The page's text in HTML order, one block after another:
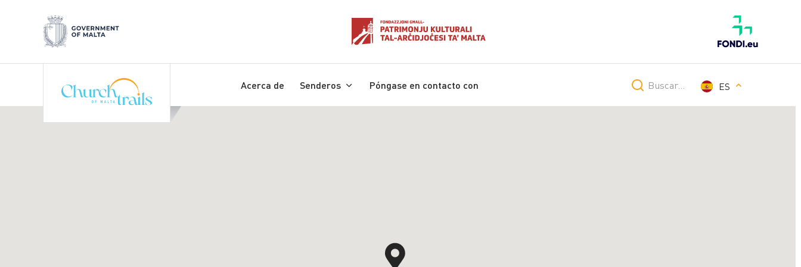
Acerca de Senderos Póngase en contacto con Buscar... ES